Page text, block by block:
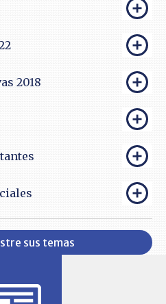
2018
sus temas